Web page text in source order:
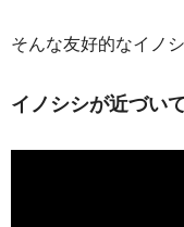
そんな友好的なイノ
イノシシが近づい